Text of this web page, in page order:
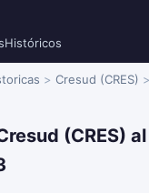
Históricos
Cresud (CRES)
(CRES)